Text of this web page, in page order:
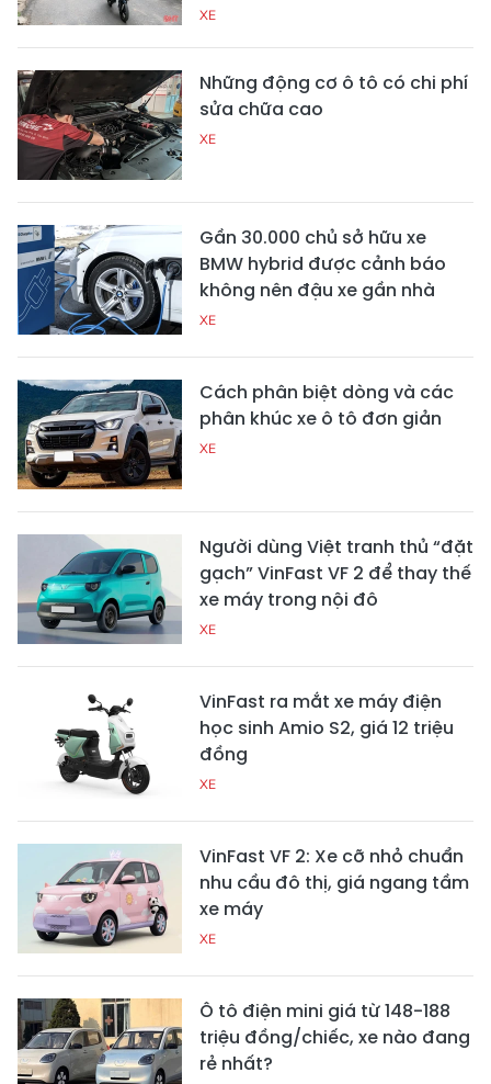
XE
Những động cơ ô tô có chi phí
sửa chữa cao
XE
Gần 30.000 chủ sở hữu xe
BMW hybrid được cảnh báo
không nên đậu xe gần nhà
XE
Cách phân biệt dòng và các
phân khúc xe ô tô đơn giản
XE
Người dùng Việt tranh thủ “đặt
gạch” VinFast VF 2 để thay thế
xe máy trong nội đô
XE
VinFast ra mắt xe máy điện
học sinh Amio S2, giá 12 triệu
đồng
XE
VinFast VF 2: Xe cỡ nhỏ chuẩn
nhu cầu đô thị, giá ngang tầm
xe máy
XE
Ô tô điện mini giá từ 148-188
triệu đồng/chiếc, xe nào đang
rẻ nhất?